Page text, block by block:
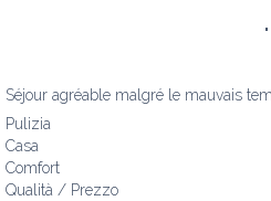
"
Séjour agréable malgré le mauvais
Pulizia
Casa
Comfort
Qualità / Prezzo